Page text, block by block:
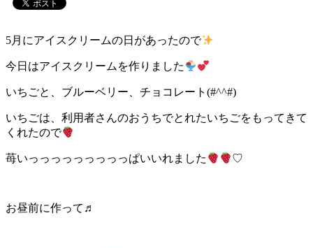
5月にアイスクリームの日があったので
今日はアイスクリームを作りました
いちごと、ブルーベリー、チョコレート(#^^#)
いちごは、利用者さんのおうちでとれたいちごをもってきて
くれたので
苺いっっっっっっっっっぱいいれました ♡
お昼前に作って♬